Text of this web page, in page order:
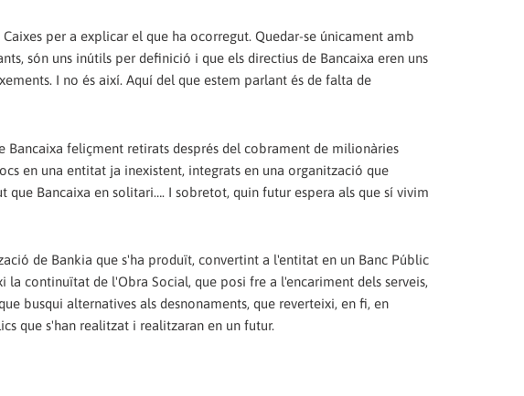
per a explicar el que ha ocorregut. Quedar-se únicament amb
són uns inútils per definició i que els directius de Bancaixa eren uns
I no és així. Aquí del que estem parlant és de falta de
Bancaixa feliçment retirats després del cobrament de milionàries
en una entitat ja inexistent, integrats en una organització que
Bancaixa en solitari…. I sobretot, quin futur espera als que sí vivim
de Bankia que s'ha produït, convertint a l'entitat en un Banc Públic
continuïtat de l'Obra Social, que posi fre a l'encariment dels serveis,
busqui alternatives als desnonaments, que reverteixi, en fi, en
que s'han realitzat i realitzaran en un futur.